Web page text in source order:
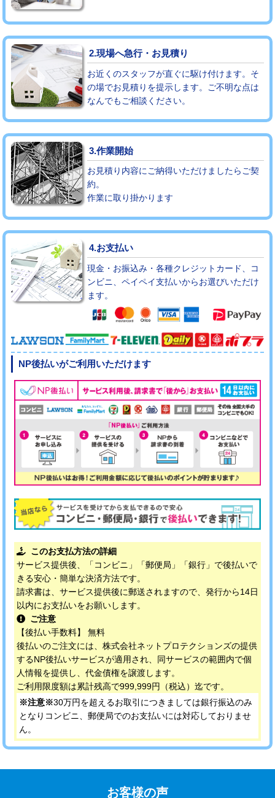
モルタル補修（厚さ10㎝超え） 38,500円
追加人工 16,500円
廃棄・処分 現場見積
※給水管工事は20mmまでの価格です。
2.現場へ急行・お見積り
お近くのスタッフが直ぐに駆け付けます。そ
の場でお見積りを提示します。ご不明な点は
なんでもご相談ください。
3.作業開始
お見積り内容にご納得いただけましたらご契
約。
作業に取り掛かります
4.お支払い
現金・お振込み・各種クレジットカード、コ
ンビニ、ペイペイ支払いからお選びいただけ
ます。
NP後払いがご利用いただけます
このお支払方法の詳細
サービス提供後、「コンビニ」「郵便局」「銀行」で後払いで
きる安心・簡単な決済方法です。
請求書は、サービス提供後に郵送されますので、発行から14日
以内にお支払いをお願いします。
ご注意
【後払い手数料】 無料
後払いのご注文には、株式会社ネットプロテクションズの提供
するNP後払いサービスが適用され、同サービスの範囲内で個
人情報を提供し、代金債権を譲渡します。
ご利用限度額は累計残高で999,999円（税込）迄です。
※注意※30万円を超えるお取引につきましては銀行振込のみ
となりコンビニ、郵便局でのお支払いには対応しておりませ
ん。
お客様の声